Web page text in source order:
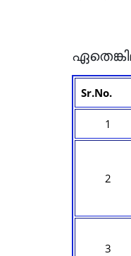
Sr.No.
1
2
3